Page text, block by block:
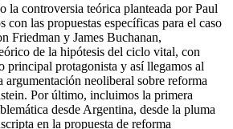
la controversia teórica planteada por Paul
con las propuestas específicas para el caso
Friedman y James Buchanan,
de la hipótesis del ciclo vital, con
principal protagonista y así llegamos al
argumentación neoliberal sobre reforma
Por último, incluimos la primera
desde Argentina, desde la pluma
en la propuesta de reforma